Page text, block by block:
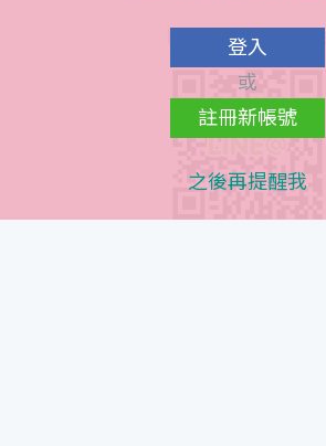
Line@ QR Code
登入
或
註冊新帳號
之後再提醒我